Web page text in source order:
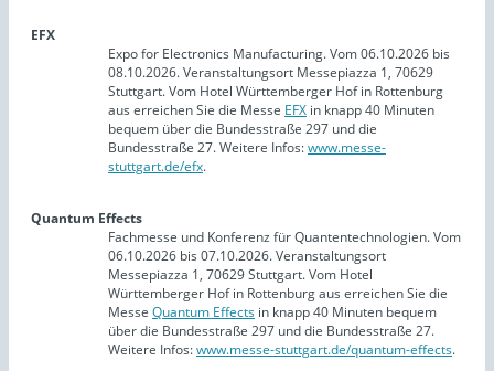
EFX
Expo for Electronics Manufacturing. Vom 06.10.2026 bis
08.10.2026. Veranstaltungsort Messepiazza 1, 70629
Stuttgart. Vom Hotel Württemberger Hof in Rottenburg
aus erreichen Sie die Messe EFX in knapp 40 Minuten
bequem über die Bundesstraße 297 und die
Bundesstraße 27. Weitere Infos:www.messe-
stuttgart.de/efx.
Quantum Effects
Fachmesse und Konferenz für Quantentechnologien. Vom
06.10.2026 bis 07.10.2026. Veranstaltungsort
Messepiazza 1, 70629 Stuttgart. Vom Hotel
Württemberger Hof in Rottenburg aus erreichen Sie die
Messe Quantum Effects in knapp 40 Minuten bequem
über die Bundesstraße 297 und die Bundesstraße 27.
Weitere Infos:www.messe-stuttgart.de/quantum-effects.